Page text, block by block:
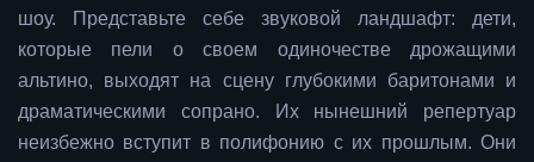
шоу. Представьте себе звуковой ландшафт: дети,
которые пели о своем одиночестве дрожащими
альтино, выходят на сцену глубокими баритонами и
драматическими сопрано. Их нынешний репертуар
неизбежно вступит в полифонию с их прошлым. Они